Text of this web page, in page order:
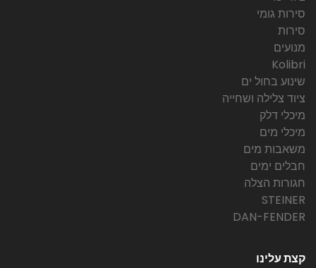
סירות גומי
סירות
מנועים
Kolibri
שינוע בחול ים
ציוד צלילה ושחייה
מיכלי דלק
מיכלי מים
משאבות מים
חבלים ימים
חגורות הצלה
STEINER
DAN-FENDER
קצת עלינו